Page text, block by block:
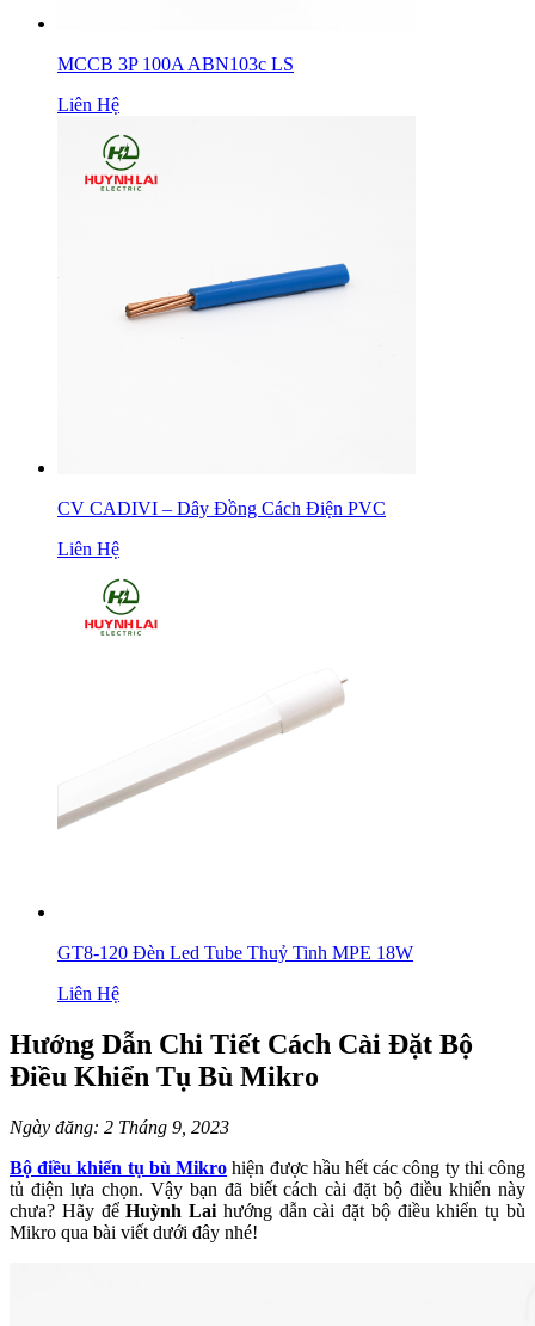
MCCB 3P 100A ABN103c LS
Liên Hệ
CV CADIVI – Dây Đồng Cách Điện PVC
Liên Hệ
GT8-120 Đèn Led Tube Thuỷ Tinh MPE 18W
Liên Hệ
Hướng Dẫn Chi Tiết Cách Cài Đặt Bộ
Điều Khiển Tụ Bù Mikro
Ngày đăng: 2 Tháng 9, 2023
Bộ điều khiển tụ bù Mikro hiện được hầu hết các công ty thi công
tủ điện lựa chọn. Vậy bạn đã biết cách cài đặt bộ điều khiển này
chưa? Hãy đểHuỳnh Lai hướng dẫn cài đặt bộ điều khiển tụ bù
Mikro qua bài viết dưới đây nhé!